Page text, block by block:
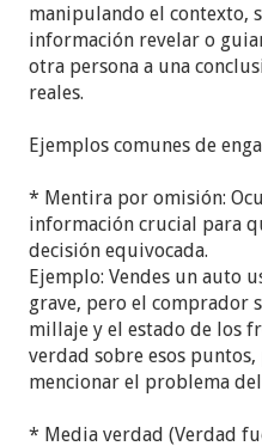
manipulando el contexto,
información revelar o
otra persona a una
reales.
Ejemplos comunes de
* Mentira por omisión:
información crucial para
decisión equivocada.
Ejemplo: Vendes un auto
grave, pero el comprador
millaje y el estado de los
verdad sobre esos
mencionar el problema
* Media verdad (Verdad